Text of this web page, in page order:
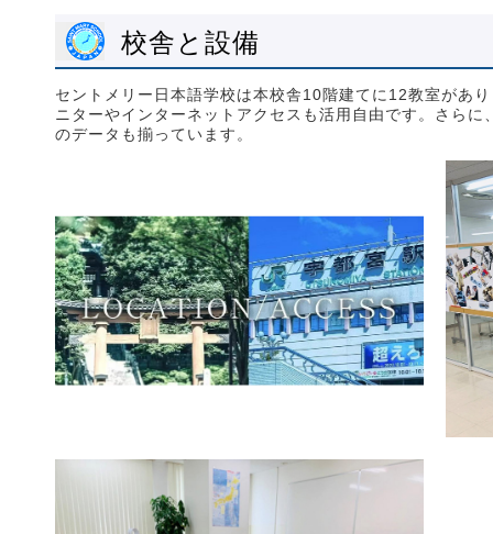
校舎と設備
セントメリー日本語学校は本校舎10階建てに12教室があ
ニターやインターネットアクセスも活用自由です。さら
のデータも揃っています。